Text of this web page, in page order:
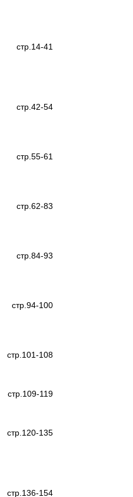
стр.14-41
стр.42-54
стр.55-61
стр.62-83
стр.84-93
стр.94-100
стр.101-108
стр.109-119
стр.120-135
стр.136-154